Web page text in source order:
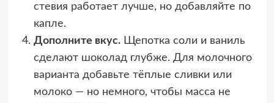
стевия работает лучше, но добавляйте по
капле.
Дополните вкус.Щепотка соли и ваниль
сделают шоколад глубже. Для молочного
варианта добавьте тёплые сливки или
молоко — но немного, чтобы масса не